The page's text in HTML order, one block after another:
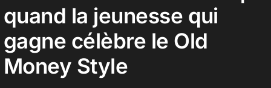
Contact
quand la jeunesse qui
gagne célèbre le Old
Money Style